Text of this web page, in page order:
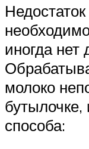
иногда нет
молоко
бутылочке,
способа: